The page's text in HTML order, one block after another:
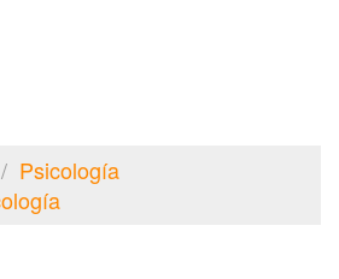
Psicología